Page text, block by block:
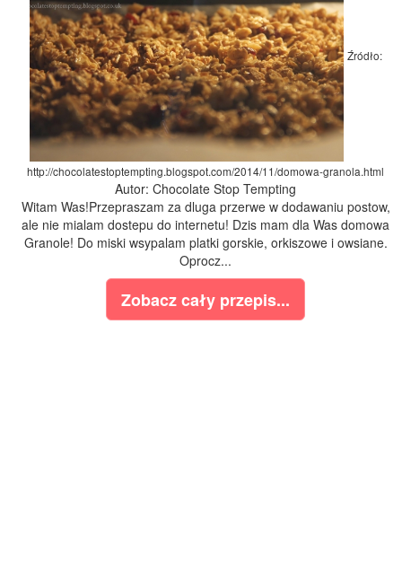
Źródło:
http://chocolatestoptempting.blogspot.com/2014/11/domowa-granola.html
Autor: Chocolate Stop Tempting
Witam Was!Przepraszam za dluga przerwe w dodawaniu postow,
ale nie mialam dostepu do internetu! Dzis mam dla Was domowa
Granole! Do miski wsypalam platki gorskie, orkiszowe i owsiane.
Oprocz...
Zobacz cały przepis...